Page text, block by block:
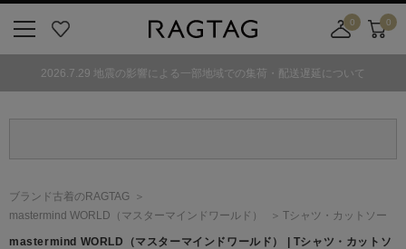
気
0
舗
カ
0
2026.7.29 地震の影響による一部地域での集荷・配送遅延について
ブランド古着のRAGTAG
mastermind WORLD （マスターマインドワールド） Tシャツ・カットソー
mastermind WORLD （マスターマインドワールド）
| Tシャツ・カットソ